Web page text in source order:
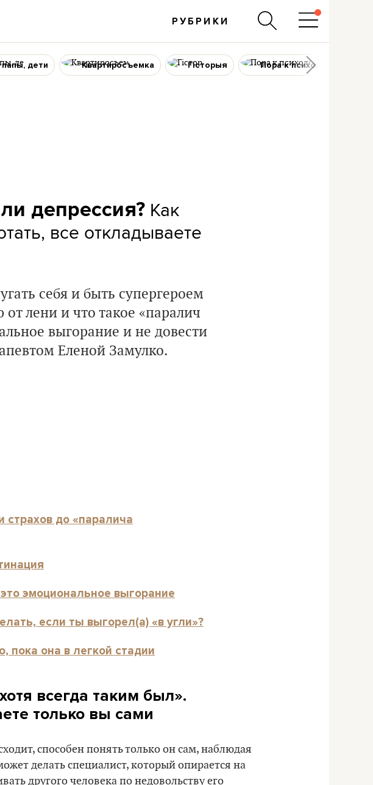
РУБРИКИ
дети Квартиросъемка Гісторыя Пора к психологу
депрессия? Как
все откладываете
себя и быть супергероем
лени и что такое «паралич
выгорание и не довести
Еленой Замулко.
страхов до «паралича
эмоциональное выгорание
если ты выгорел(а) «в угли»?
пока она в легкой стадии
всегда таким был».
только вы сами
способен понять только он сам, наблюдая
делать специалист, который опирается на
другого человека по недовольству его